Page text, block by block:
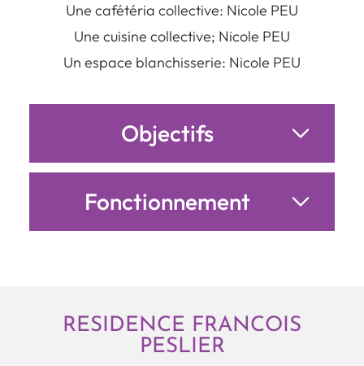
Une cafétéria collective: Nicole PEU
Une cuisine collective; Nicole PEU
Un espace blanchisserie: Nicole PEU
Objectifs
Fonctionnement
RESIDENCE FRANCOIS
PESLIER